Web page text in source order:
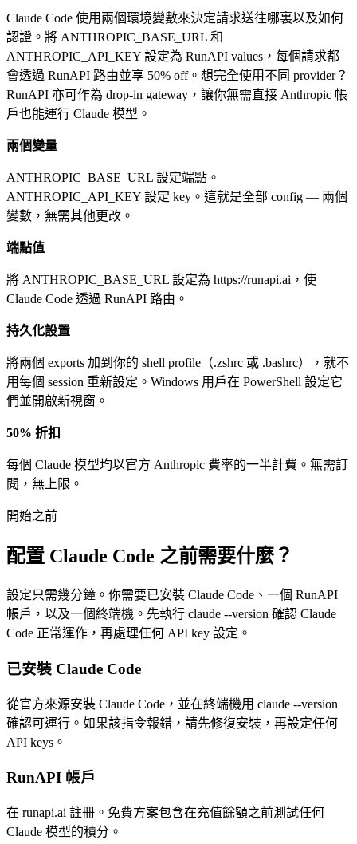
Claude Code 使用兩個環境變數來決定請求送往哪裏以及如何
認證。將 ANTHROPIC_BASE_URL 和
ANTHROPIC_API_KEY 設定為 RunAPI values，每個請求都
會透過 RunAPI 路由並享 50% off。想完全使用不同 provider？
RunAPI 亦可作為 drop-in gateway，讓你無需直接 Anthropic 帳
戶也能運行 Claude 模型。
兩個變量
ANTHROPIC_BASE_URL 設定端點。
ANTHROPIC_API_KEY 設定 key。這就是全部 config — 兩個
變數，無需其他更改。
端點值
將 ANTHROPIC_BASE_URL 設定為 https://runapi.ai，使
Claude Code 透過 RunAPI 路由。
持久化設置
將兩個 exports 加到你的 shell profile（.zshrc 或 .bashrc），就不
用每個 session 重新設定。Windows 用戶在 PowerShell 設定它
們並開啟新視窗。
50% 折扣
每個 Claude 模型均以官方 Anthropic 費率的一半計費。無需訂
閱，無上限。
開始之前
配置 Claude Code 之前需要什麼？
設定只需幾分鐘。你需要已安裝 Claude Code、一個 RunAPI
帳戶，以及一個終端機。先執行 claude --version 確認 Claude
Code 正常運作，再處理任何 API key 設定。
已安裝 Claude Code
從官方來源安裝 Claude Code，並在終端機用 claude --version
確認可運行。如果該指令報錯，請先修復安裝，再設定任何
API keys。
RunAPI 帳戶
在 runapi.ai 註冊。免費方案包含在充值餘額之前測試任何
Claude 模型的積分。